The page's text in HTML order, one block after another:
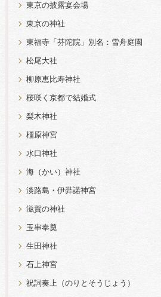
東京の披露宴会場
東京の神社
東福寺「芬陀院」別名：雪舟庭園
松尾大社
柳原恵比寿神社
桜咲く京都で結婚式
梨木神社
橿原神宮
水口神社
海（かい）神社
淡路島・伊弉諾神宮
滋賀の神社
玉串奉奠
生田神社
石上神宮
祝詞奏上（のりとそうじょう）